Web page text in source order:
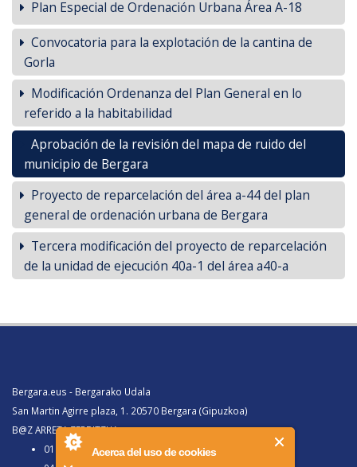
Acerca del uso de cookies
Plan Especial de Ordenación Urbana Área A-18
Convocatoria para la explotación de la cantina de
Gorla
Modificación Ordenanza del Plan General en lo
referido a la habitabilidad
Aprobación de la revisión del mapa de ruido del
municipio de Bergara
Proyecto de reparcelación del área a-44 del plan
general de ordenación urbana de Bergara
Tercera modificación del proyecto de reparcelación
de la unidad de ejecución 40a-1 del área a40-a
Bergara.eus - Bergarako Udala
San Martin Agirre plaza, 1. 20570 Bergara (Gipuzkoa)
B@Z ARRETA ZERBITZUA:
010, Bergaratik deituz gero